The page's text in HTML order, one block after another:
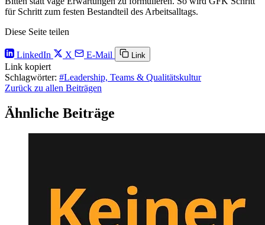
für Schritt zum festen Bestandteil des Arbeitsalltags.
Diese Seite teilen
LinkedIn X E-Mail Link
Link kopiert
Schlagwörter: #Leadership, Teams & Qualitätskultur
Zurück zu allen Beiträgen
Ähnliche Beiträge